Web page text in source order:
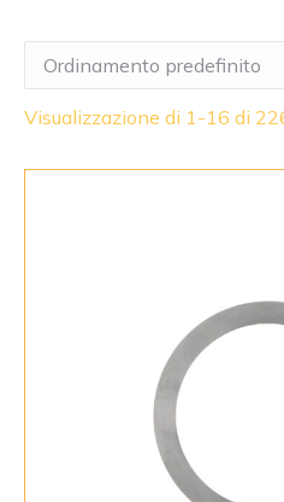
Visualizzazione di 1-16 di